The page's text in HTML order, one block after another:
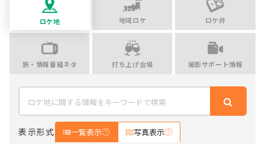
ロケ地 地域ロケ ロケ弁
旅・情報番組ネタ 打ち上げ会場 撮影サポート情報
表示形式 一覧表示 写真表示